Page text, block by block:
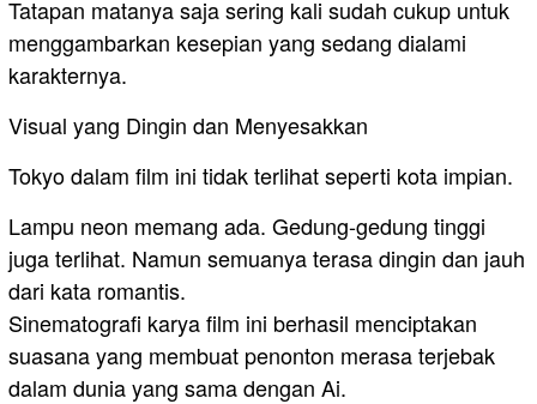
Tatapan matanya saja sering kali sudah cukup untuk
menggambarkan kesepian yang sedang dialami
karakternya.
Visual yang Dingin dan Menyesakkan
Tokyo dalam film ini tidak terlihat seperti kota impian.
Lampu neon memang ada. Gedung-gedung tinggi
juga terlihat. Namun semuanya terasa dingin dan jauh
dari kata romantis.
Sinematografi karya film ini berhasil menciptakan
suasana yang membuat penonton merasa terjebak
dalam dunia yang sama dengan Ai.